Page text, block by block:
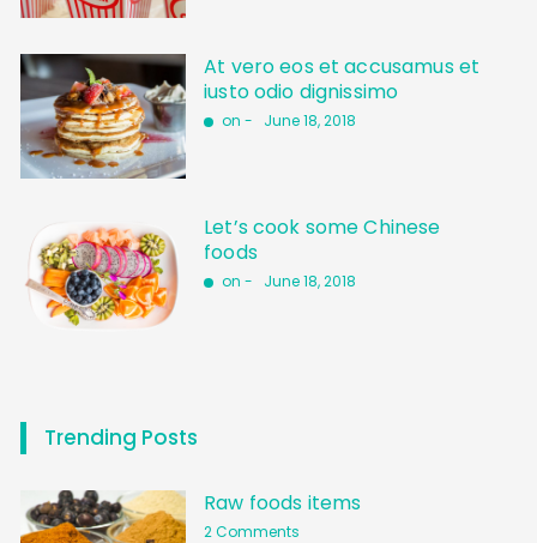
At vero eos et accusamus et
iusto odio dignissimo
on - June 18, 2018
Let’s cook some Chinese
foods
on - June 18, 2018
Trending Posts
Raw foods items
2 Comments